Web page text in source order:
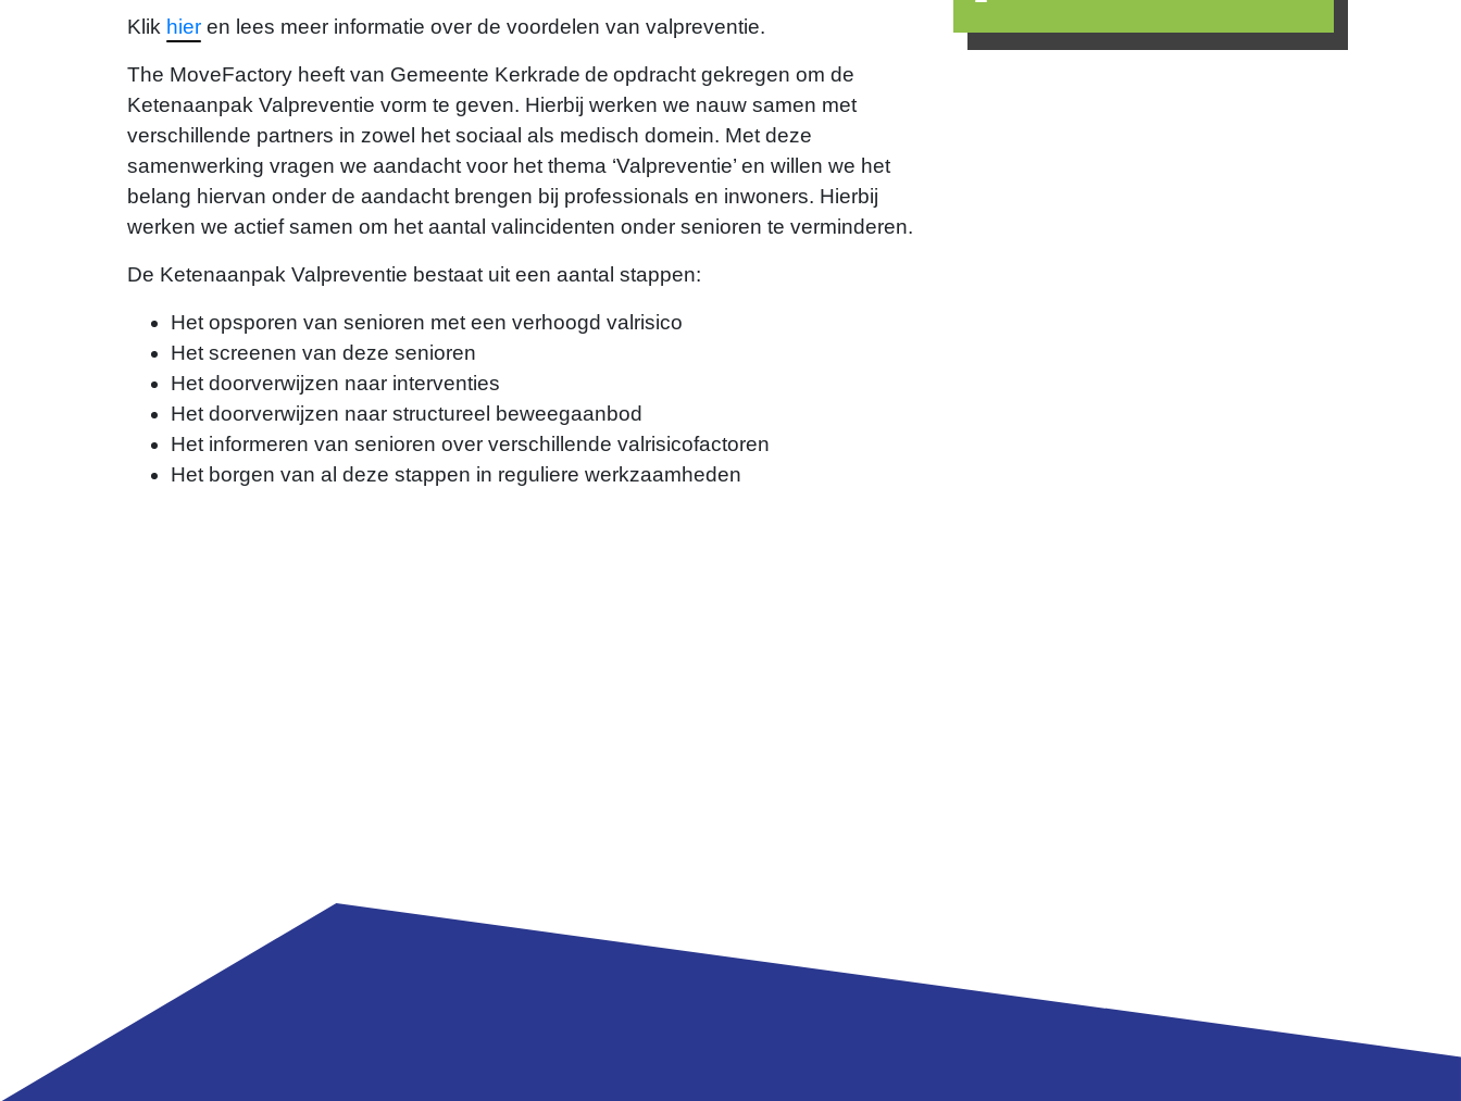
Klik hier en lees meer informatie over de voordelen van valpreventie.
The MoveFactory heeft van Gemeente Kerkrade de opdracht gekregen om de
Ketenaanpak Valpreventie vorm te geven. Hierbij werken we nauw samen met
verschillende partners in zowel het sociaal als medisch domein. Met deze
samenwerking vragen we aandacht voor het thema ‘Valpreventie’ en willen we het
belang hiervan onder de aandacht brengen bij professionals en inwoners. Hierbij
werken we actief samen om het aantal valincidenten onder senioren te verminderen.
De Ketenaanpak Valpreventie bestaat uit een aantal stappen:
Het opsporen van senioren met een verhoogd valrisico
Het screenen van deze senioren
Het doorverwijzen naar interventies
Het doorverwijzen naar structureel beweegaanbod
Het informeren van senioren over verschillende valrisicofactoren
Het borgen van al deze stappen in reguliere werkzaamheden